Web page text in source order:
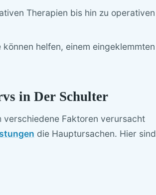
Therapien bis hin zu operativen
helfen, einem eingeklemmten
in Der Schulter
verschiedene Faktoren verursacht
die Hauptursachen. Hier sind